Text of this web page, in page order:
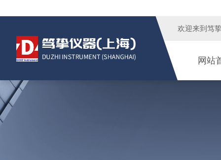
欢迎来到 笃
网站